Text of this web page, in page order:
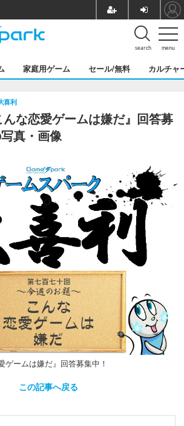
menu
search
家庭用ゲーム セール/無料 カルチャ
んな恋愛ゲームは嫌だ』回答募
真・画像
喜利
ゲームは嫌だ』回答募集中！
この記事へ戻る